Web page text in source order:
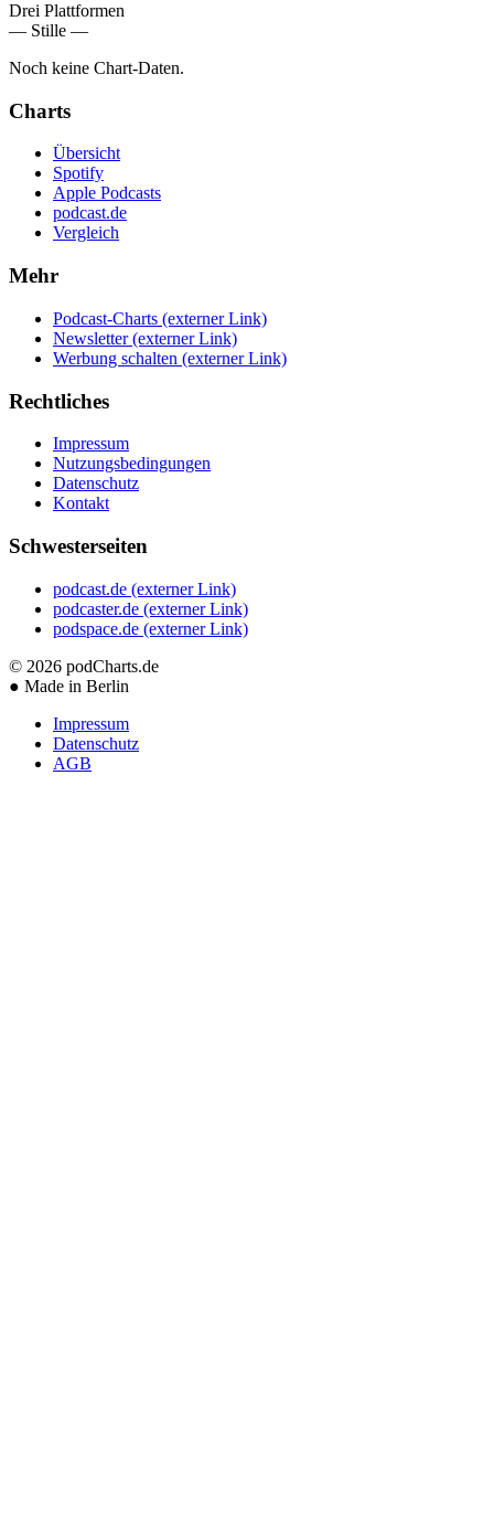
Drei Plattformen
— Stille —
Noch keine Chart-Daten.
Charts
Übersicht
Spotify
Apple Podcasts
podcast.de
Vergleich
Mehr
Podcast-Charts (externer Link)
Newsletter (externer Link)
Werbung schalten (externer Link)
Rechtliches
Impressum
Nutzungsbedingungen
Datenschutz
Kontakt
Schwesterseiten
podcast.de (externer Link)
podcaster.de (externer Link)
podspace.de (externer Link)
© 2026 podCharts.de
● Made in Berlin
Impressum
Datenschutz
AGB